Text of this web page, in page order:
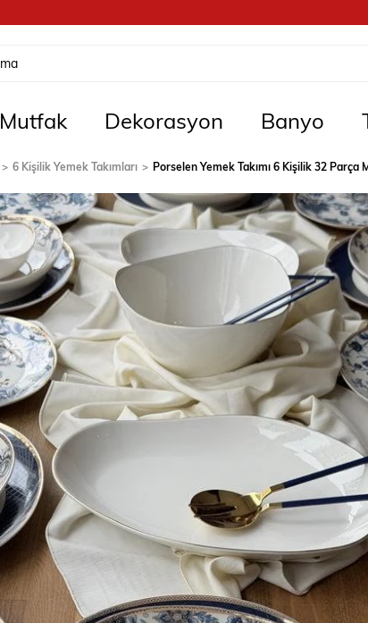
Mutfak Dekorasyon Banyo
6 Kişilik Yemek Takımları Porselen Yemek Takımı 6 Kişilik 32 Parça